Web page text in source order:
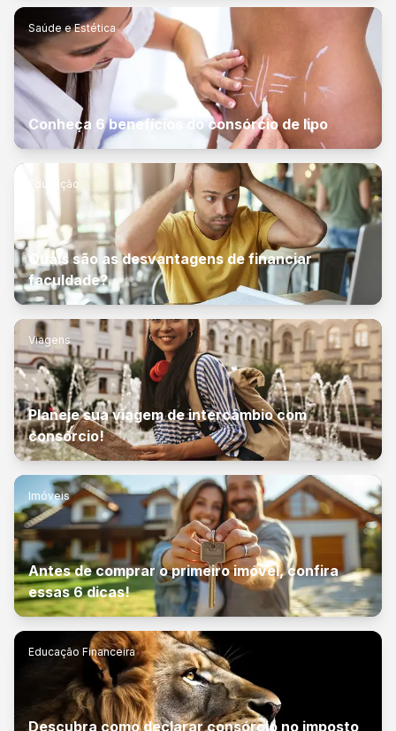
Saúde e Estética
Conheça 6 benefícios do consórcio de lipo
Educação
Quais são as desvantagens de financiar
faculdade?
Viagens
Planeje sua viagem de intercâmbio com
consórcio!
Imóveis
Antes de comprar o primeiro imóvel, confira
essas 6 dicas!
Educação Financeira
Descubra como declarar consórcio no imposto